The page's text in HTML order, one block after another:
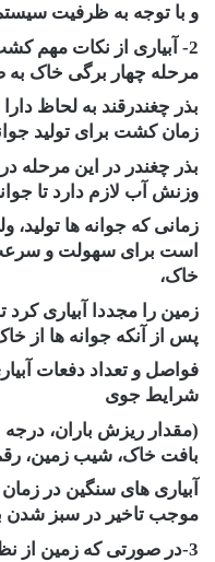
و با توجه به ظرفیت
2- آبیاری از نکات مهم
مرحله چهار برگی خاک
بذر چغندرقند به لحاظ
زمان کشت برای تولید
وزنش آب لازم دارد تا
زمانی که جوانه ها تولید،
است برای سهولت و
خاک،
زمین را مجددا آبیاری
پس از آنکه جوانه ها از
فواصل و تعداد دفعات
شرایط جوی
(مقدار ریزش باران،
بافت خاک، شیب زمین،
آبیاری های سنگین در
موجب تاخیر در سبز شدن
3-در صورتی که زمین از